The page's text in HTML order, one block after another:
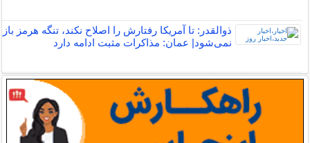
ذوالقدر: تا آمریکا رفتارش را اصلاح نکند، تنگه هرمز باز
نمی‌شود| عمان: مذاکرات مثبت ادامه دارد